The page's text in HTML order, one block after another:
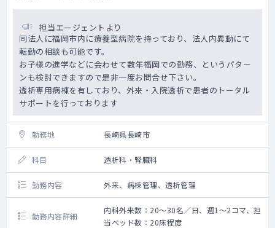
担当エージェントより
同法人に福岡市内に療養型病院を持っており、法人内異動にて
転勤の相談も可能です。
お子様の進学などに会わせて数年福岡での勤務、というパター
ンも検討できますので是非一度お問合せ下さい。
透析専用病棟を有しており、外来・入院透析で患者のトータル
サポートを行っております
勤務地 長崎県長崎市
科目 透析科・腎臓科
勤務内容 外来、病棟管理、透析管理
勤務内容詳細
内科外来数：20～30名／日、週1～2コマ、担
当ベッド数：20床程度